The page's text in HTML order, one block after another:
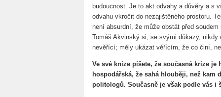
budoucnost. Je to akt odvahy a důvěry a s
odvahu vkročit do nezajištěného prostoru.
není absurdní, že může obstát před
Tomáš Akvinský si, se svými důkazy,
nevěřící; měly ukázat věřícím, že co činí,
Ve své knize píšete, že současná krize
hospodářská, že sahá hlouběji, než kam
politologů. Současně je však podle vás i